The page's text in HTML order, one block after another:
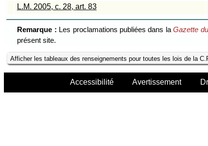
L.M. 2005, c. 28, art. 83
Remarque : Les proclamations publiées dans laGazette
présent site.
Afficher les tableaux des renseignements pour toutes les lois de la
Accessibilité Avertissement